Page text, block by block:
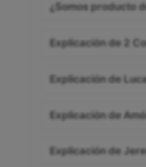
¿Somos producto
Explicación de 2
Explicación de
Explicación de
Explicación de